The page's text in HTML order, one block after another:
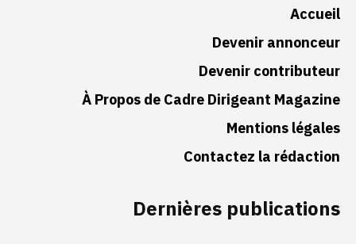
Accueil
Devenir annonceur
Devenir contributeur
À Propos de Cadre Dirigeant Magazine
Mentions légales
Contactez la rédaction
Dernières publications